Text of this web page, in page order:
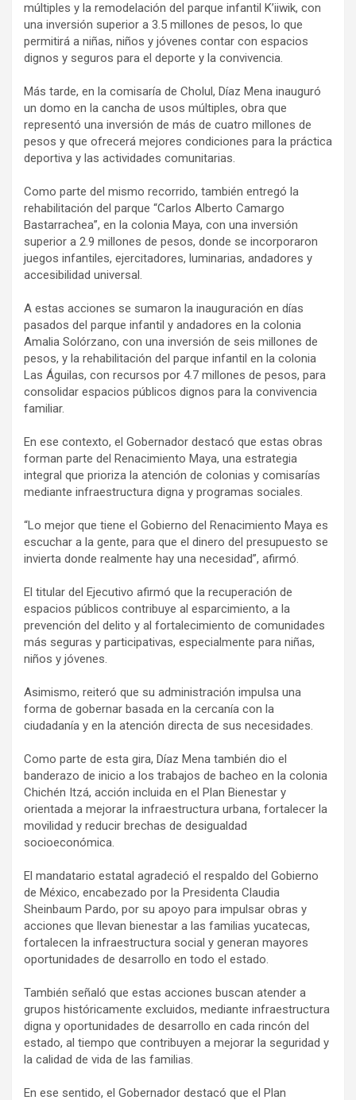
múltiples y la remodelación del parque infantil K’iiwik, con
una inversión superior a 3.5 millones de pesos, lo que
permitirá a niñas, niños y jóvenes contar con espacios
dignos y seguros para el deporte y la convivencia.
Más tarde, en la comisaría de Cholul, Díaz Mena inauguró
un domo en la cancha de usos múltiples, obra que
representó una inversión de más de cuatro millones de
pesos y que ofrecerá mejores condiciones para la práctica
deportiva y las actividades comunitarias.
Como parte del mismo recorrido, también entregó la
rehabilitación del parque “Carlos Alberto Camargo
Bastarrachea”, en la colonia Maya, con una inversión
superior a 2.9 millones de pesos, donde se incorporaron
juegos infantiles, ejercitadores, luminarias, andadores y
accesibilidad universal.
A estas acciones se sumaron la inauguración en días
pasados del parque infantil y andadores en la colonia
Amalia Solórzano, con una inversión de seis millones de
pesos, y la rehabilitación del parque infantil en la colonia
Las Águilas, con recursos por 4.7 millones de pesos, para
consolidar espacios públicos dignos para la convivencia
familiar.
En ese contexto, el Gobernador destacó que estas obras
forman parte del Renacimiento Maya, una estrategia
integral que prioriza la atención de colonias y comisarías
mediante infraestructura digna y programas sociales.
“Lo mejor que tiene el Gobierno del Renacimiento Maya es
escuchar a la gente, para que el dinero del presupuesto se
invierta donde realmente hay una necesidad”, afirmó.
El titular del Ejecutivo afirmó que la recuperación de
espacios públicos contribuye al esparcimiento, a la
prevención del delito y al fortalecimiento de comunidades
más seguras y participativas, especialmente para niñas,
niños y jóvenes.
Asimismo, reiteró que su administración impulsa una
forma de gobernar basada en la cercanía con la
ciudadanía y en la atención directa de sus necesidades.
Como parte de esta gira, Díaz Mena también dio el
banderazo de inicio a los trabajos de bacheo en la colonia
Chichén Itzá, acción incluida en el Plan Bienestar y
orientada a mejorar la infraestructura urbana, fortalecer la
movilidad y reducir brechas de desigualdad
socioeconómica.
El mandatario estatal agradeció el respaldo del Gobierno
de México, encabezado por la Presidenta Claudia
Sheinbaum Pardo, por su apoyo para impulsar obras y
acciones que llevan bienestar a las familias yucatecas,
fortalecen la infraestructura social y generan mayores
oportunidades de desarrollo en todo el estado.
También señaló que estas acciones buscan atender a
grupos históricamente excluidos, mediante infraestructura
digna y oportunidades de desarrollo en cada rincón del
estado, al tiempo que contribuyen a mejorar la seguridad y
la calidad de vida de las familias.
En ese sentido, el Gobernador destacó que el Plan